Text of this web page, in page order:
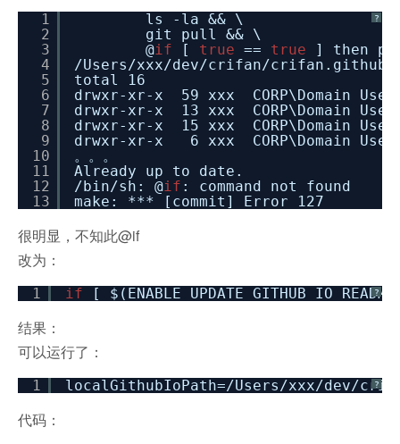
?
1
2
3
4
5
6
7
8
9
10
11
12
13
ls -la && \
git pull && \
@if [ true == true
] then
/Users/xxx/dev/crifan/
total 16
drwxr-xr-x 59 xxx CORP\Domain
drwxr-xr-x 13 xxx CORP\Domain
drwxr-xr-x 15 xxx CORP\Domain
drwxr-xr-x 6 xxx CORP\Domain
。。。
Already up to date.
/bin/sh: @if : command not found
make: *** [commit] Error 127
很明显，不知此@if
改为：
?
1 if [
结果：
可以运行了：
?
1 localGithubIoPath=/Users/xxx/dev/
代码：